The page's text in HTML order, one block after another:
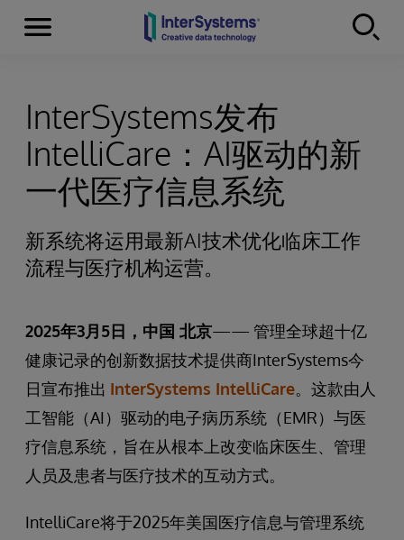
Skip to content
Menu
InterSystems发布
IntelliCare：AI驱动的新
一代医疗信息系统
新系统将运用最新AI技术优化临床工作
流程与医疗机构运营。
2025年3月5日，中国 北京—— 管理全球超十亿
健康记录的创新数据技术提供商InterSystems今
日宣布推出 InterSystems IntelliCare。这款由人
工智能（AI）驱动的电子病历系统（EMR）与医
疗信息系统，旨在从根本上改变临床医生、管理
人员及患者与医疗技术的互动方式。
IntelliCare将于2025年美国医疗信息与管理系统